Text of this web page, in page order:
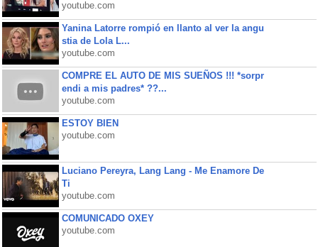
youtube.com
Yanina Latorre rompió en llanto al ver la angu
stia de Lola L...
youtube.com
COMPRE EL AUTO DE MIS SUEÑOS !!! *sorpr
endi a mis padres* ??...
youtube.com
ESTOY BIEN
youtube.com
Luciano Pereyra, Lang Lang - Me Enamore De
Ti
youtube.com
COMUNICADO OXEY
youtube.com